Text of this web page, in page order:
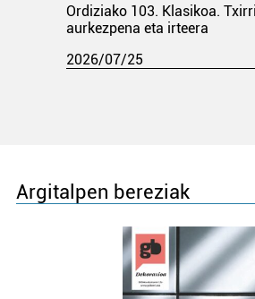
Ordiziako 103. Klasikoa.
aurkezpena eta irteera
2026/07/25
Argitalpen bereziak